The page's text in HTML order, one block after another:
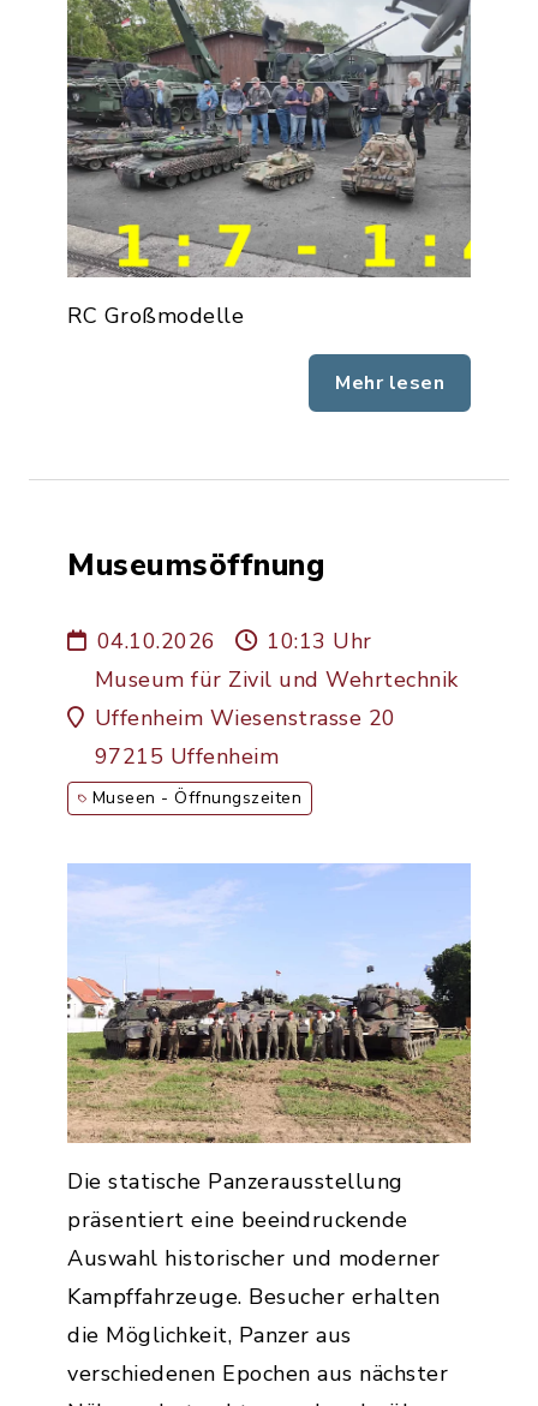
RC Großmodelle
Mehr lesen
Museumsöffnung
04.10.2026
10:13 Uhr
Museum für Zivil und Wehrtechnik
Uffenheim Wiesenstrasse 20
97215 Uffenheim
Museen - Öffnungszeiten
Die statische Panzerausstellung
präsentiert eine beeindruckende
Auswahl historischer und moderner
Kampffahrzeuge. Besucher erhalten
die Möglichkeit, Panzer aus
verschiedenen Epochen aus nächster